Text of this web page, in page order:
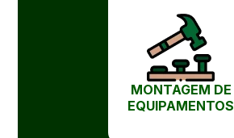
MONTAGEM DE
EQUIPAMENTOS